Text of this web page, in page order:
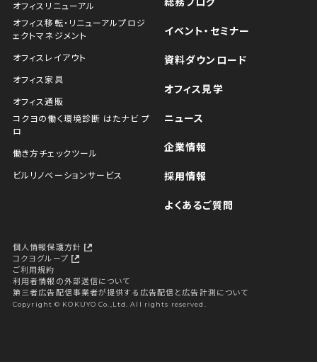
オフィスリニューアル
オフィス移転・リニューアルプロジ
ェクトマネジメント
オフィスレイアウト
オフィス家具
オフィス通販
コクヨの働く環境診断 はたナビ プ
ロ
働き方チェックツール
ビルリノベーションサービス
イベント・セミナー
資料ダウンロード
オフィス見学
ニュース
企業情報
採用情報
よくあるご質問
Copyright © KOKUYO Co.,Ltd. All rights reserved.
個人情報保護方針
コクヨグループ
ご利用規約
利用者情報の外部送信について
第三者広告配信事業者が提供する広告配信と広告計測について